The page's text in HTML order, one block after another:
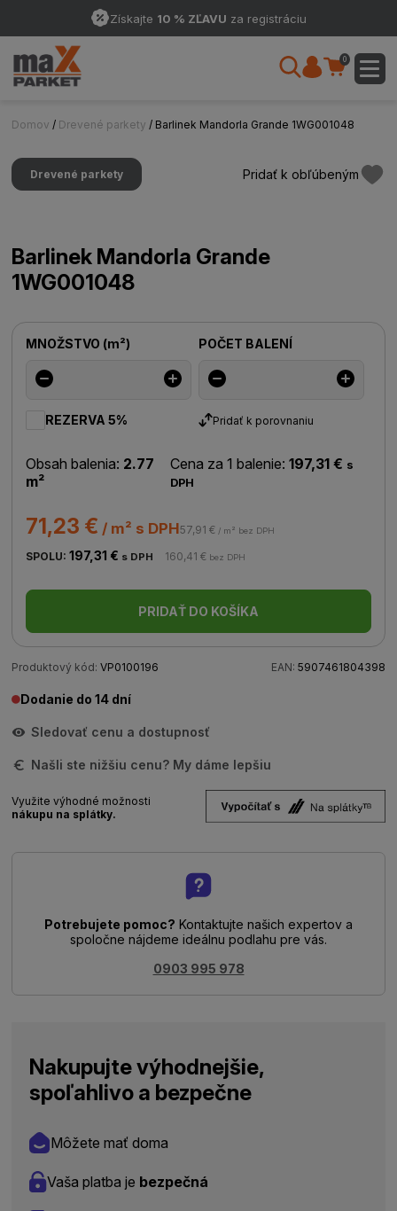
Získajte 10 % ZĽAVU za registráciu
0
Domov / Drevené parkety / Barlinek Mandorla Grande 1WG001048
Drevené parkety Pridať k obľúbeným
Barlinek Mandorla Grande
1WG001048
MNOŽSTVO (m²) POČET BALENÍ
REZERVA 5% Pridať k porovnaniu
Obsah balenia: 2.77
m²
Cena za 1 balenie: 197,31 € s
DPH
71,23 € / m² s DPH57,91 € / m² bez DPH
SPOLU:197,31 € s DPH 160,41 € bez DPH
PRIDAŤ DO KOŠÍKA
Produktový kód: VP0100196 EAN: 5907461804398
Dodanie do 14 dní
Sledovať cenu a dostupnosť
Našli ste nižšiu cenu? My dáme lepšiu
Využite výhodné možnosti
nákupu na splátky.
Potrebujete pomoc? Kontaktujte našich expertov a
spoločne nájdeme ideálnu podlahu pre vás.
0903 995 978
Nakupujte výhodnejšie,
spoľahlivo a bezpečne
Môžete mať doma
Vaša platba je bezpečná